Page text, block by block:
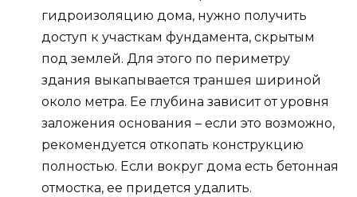
гидроизоляцию дома, нужно получить
доступ к участкам фундамента, скрытым
под землей. Для этого по периметру
здания выкапывается траншея шириной
около метра. Ее глубина зависит от уровня
заложения основания – если это возможно,
рекомендуется откопать конструкцию
полностью. Если вокруг дома есть бетонная
отмостка, ее придется удалить.